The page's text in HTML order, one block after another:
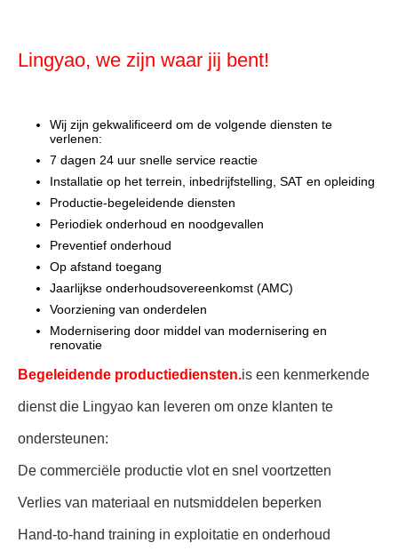
Lingyao, we zijn waar jij bent!
Wij zijn gekwalificeerd om de volgende diensten te
verlenen:
7 dagen 24 uur snelle service reactie
Installatie op het terrein, inbedrijfstelling, SAT en opleiding
Productie-begeleidende diensten
Periodiek onderhoud en noodgevallen
Preventief onderhoud
Op afstand toegang
Jaarlijkse onderhoudsovereenkomst (AMC)
Voorziening van onderdelen
Modernisering door middel van modernisering en
renovatie
Begeleidende productiediensten.is een kenmerkende
dienst die Lingyao kan leveren om onze klanten te
ondersteunen:
De commerciële productie vlot en snel voortzetten
Verlies van materiaal en nutsmiddelen beperken
Hand-to-hand training in exploitatie en onderhoud